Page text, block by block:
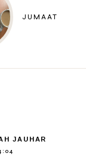
JUMAAT
JAUHAR